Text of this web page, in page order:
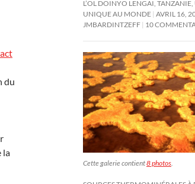
du
la
L’OL DOINYO LENGAI,
UNIQUE AU MONDE AVRIL 16,
JMBARDINTZEFF 10
Cette galerie contient8 photos